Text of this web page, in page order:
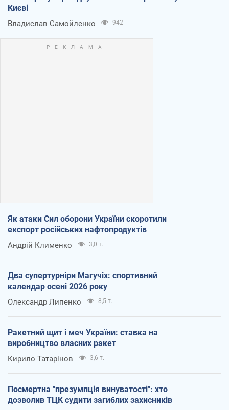
Києві
Владислав Самойленко 942
Як атаки Сил оборони України скоротили
експорт російських нафтопродуктів
Андрій Клименко 3,0 т.
Два супертурніри Магучіх: спортивний
календар осені 2026 року
Олександр Липенко 8,5 т.
Ракетний щит і меч України: ставка на
виробництво власних ракет
Кирило Татарінов 3,6 т.
Посмертна "презумпція винуватості": хто
дозволив ТЦК судити загиблих захисників